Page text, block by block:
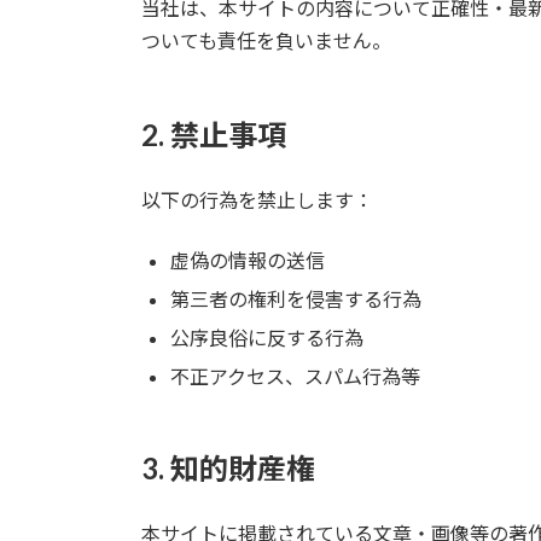
当社は、本サイトの内容について正確性・
ついても責任を負いません。
2. 禁止事項
以下の行為を禁止します：
虚偽の情報の送信
第三者の権利を侵害する行為
公序良俗に反する行為
不正アクセス、スパム行為等
3. 知的財産権
本サイトに掲載されている文章・画像等の著